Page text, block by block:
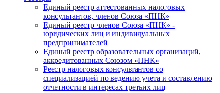
Единый реестр аттестованных налоговых
консультантов, членов Союза «ПНК»
Единый реестр членов Союза «ПНК» -
юридических лиц и индивидуальных
предпринимателей
Единый реестр образовательных организаций,
аккредитованных Союзом «ПНК»
Реестр налоговых консультантов со
специализацией по ведению учета и составлению
отчетности в интересах третьих лиц